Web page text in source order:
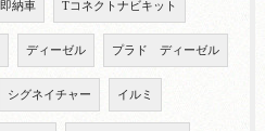
即納車 Tコネクトナビキット
ディーゼル プラド ディーゼル
シグネイチャー イルミ